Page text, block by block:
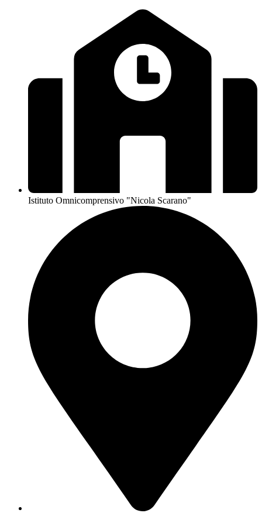
Istituto Omnicomprensivo "Nicola Scarano"